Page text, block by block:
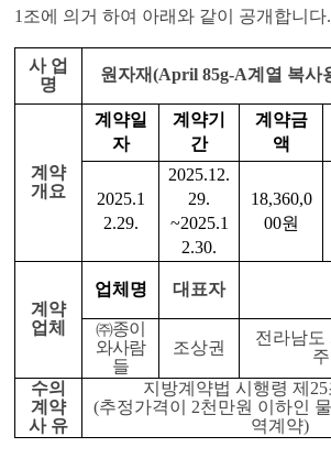
1 조에 의거 하여 아래와 같이 공개합니다.
사 업
명
원자재(April 85g-A계열 복사
계약
개요
계약일
자
계약기
간
계약금
액
2025.1
2.29.
2025.12.
29.
~2025.1
2.30.
18,360,0
00원
계약
업체
업체명 대표자
㈜종이
와사람
들
조상권
전라남도
수의
계약
사 유
지방계약법 시행령 제 25
(추정가격이 2천만원 이하인
역계약)